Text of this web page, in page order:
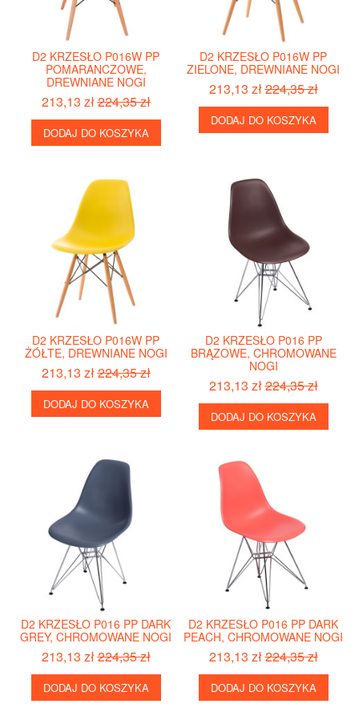
D2 KRZESŁO P016W PP
POMARANCZOWE,
DREWNIANE NOGI
213,13 zł224,35 zł
DODAJ DO KOSZYKA
D2 KRZESŁO P016W PP
ZIELONE, DREWNIANE NOGI
213,13 zł224,35 zł
DODAJ DO KOSZYKA
D2 KRZESŁO P016W PP
ŻÓŁTE, DREWNIANE NOGI
213,13 zł224,35 zł
DODAJ DO KOSZYKA
D2 KRZESŁO P016 PP
BRĄZOWE, CHROMOWANE
NOGI
213,13 zł224,35 zł
DODAJ DO KOSZYKA
D2 KRZESŁO P016 PP DARK
GREY, CHROMOWANE NOGI
213,13 zł224,35 zł
DODAJ DO KOSZYKA
D2 KRZESŁO P016 PP DARK
PEACH, CHROMOWANE NOGI
213,13 zł224,35 zł
DODAJ DO KOSZYKA